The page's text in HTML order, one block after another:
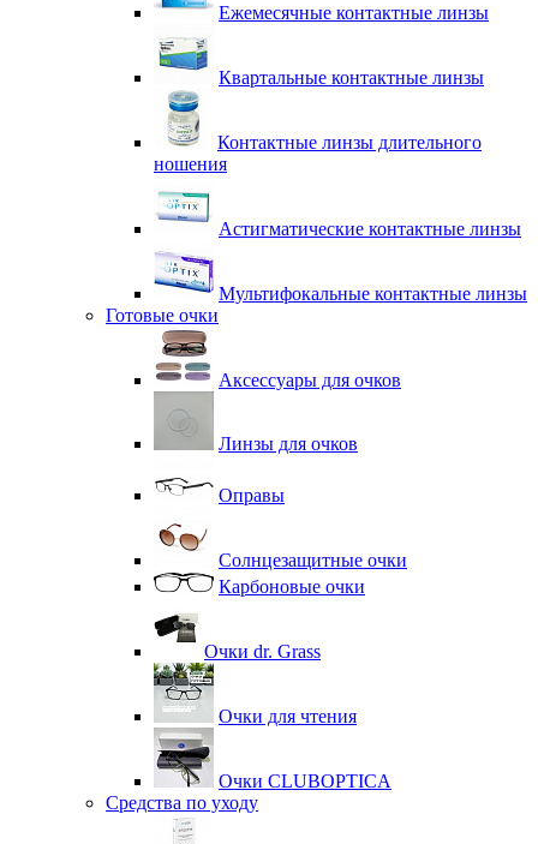
Ежемесячные контактные линзы
Квартальные контактные линзы
Контактные линзы длительного
ношения
Астигматические контактные линзы
Мультифокальные контактные линзы
Готовые очки
Аксессуары для очков
Линзы для очков
Оправы
Солнцезащитные очки
Карбоновые очки
Очки dr. Grass
Очки для чтения
Очки CLUBOPTICA
Средства по уходу